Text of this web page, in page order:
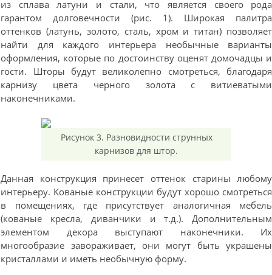
из сплава латуни и стали, что является своего рода
гарантом долговечности (рис. 1). Широкая палитра
оттенков (латунь, золото, сталь, хром и титан) позволяет
найти для каждого интерьера необычные варианты
оформления, которые по достоинству оценят домочадцы и
гости. Шторы будут великолепно смотреться, благодаря
карнизу цвета черного золота с витиеватыми
наконечниками.
Рисунок 3. Разновидности струнных
карнизов для штор.
Данная конструкция принесет оттенок старины любому
интерьеру. Кованые конструкции будут хорошо смотреться
в помещениях, где присутствует аналогичная мебель
(кованые кресла, диванчики и т.д.). Дополнительным
элементом декора выступают наконечники. Их
многообразие завораживает, они могут быть украшены
кристаллами и иметь необычную форму.